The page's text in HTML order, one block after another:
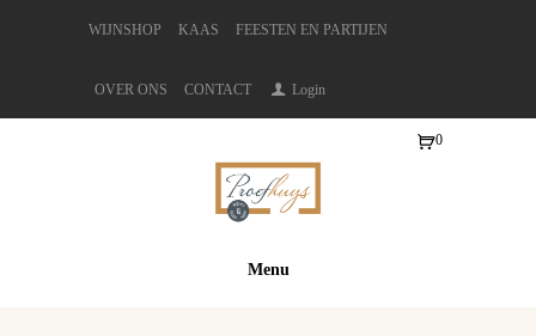
WIJNSHOP KAAS FEESTEN EN PARTIJEN
OVER ONS CONTACT Login
Menu
0